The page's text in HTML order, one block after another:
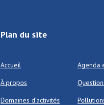
Plan du site
Accueil
À propos
Domaines d’activités
Agenda